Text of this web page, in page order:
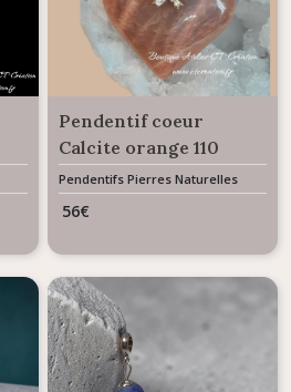
Pendentif coeur
Calcite orange 110
carats
Pendentifs Pierres Naturelles
Gemme
56€